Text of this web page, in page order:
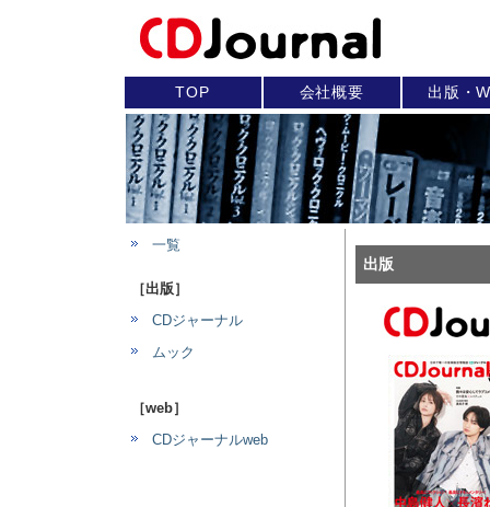
TOP 会社概要 出版・
一覧
［出版］
CDジャーナル
ムック
［web］
CDジャーナルweb
出版